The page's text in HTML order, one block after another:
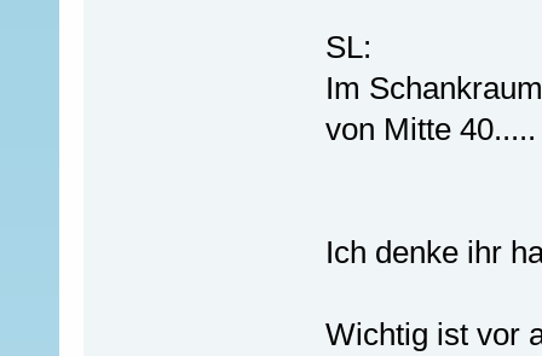
SL:
Im
von Mitte 40.....
Ich denke ihr
Wichtig ist vor